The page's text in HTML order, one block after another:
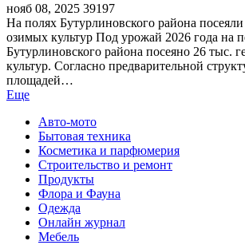
нояб 08, 2025 39197
На полях Бутурлиновского района посеяли
озимых культур Под урожай 2026 года на
Бутурлиновского района посеяно 26 тыс.
культур. Согласно предварительной
площадей…
Еще
Авто-мото
Бытовая техника
Косметика и парфюмерия
Строительство и ремонт
Продукты
Флора и Фауна
Одежда
Онлайн журнал
Мебель